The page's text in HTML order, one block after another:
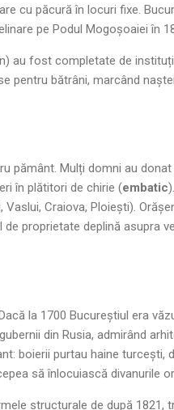
cu păcură în locuri fixe.
pe Podul Mogoșoaiei în
au fost completate de
pentru bătrâni, marcând
pământ. Mulți domni au
în plătitori de chirie (embatic
Craiova, Ploiești).
proprietate deplină asupra
la 1700 Bucureștiul era
din Rusia, admirând
boierii purtau haine turcești,
să înlocuiască divanurile
structurale de după 1821,